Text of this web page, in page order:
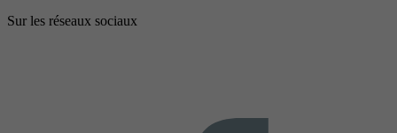
Sur les réseaux sociaux